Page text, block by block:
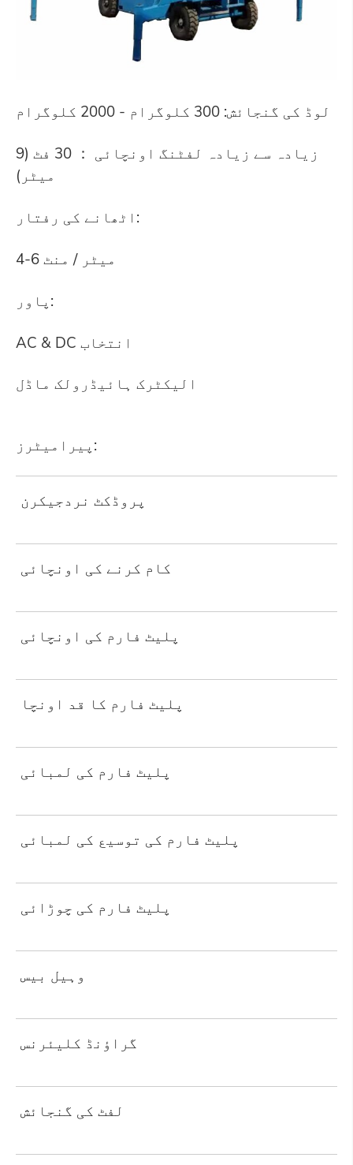
لوڈ کی گنجائش: 300 کلوگرام - 2000 کلوگرام
زیادہ سے زیادہ لفٹنگ اونچائی ： 30 فٹ (9
میٹر)
اٹھانے کی رفتار:
4-6 میٹر / منٹ
پاور:
AC & DC انتخاب
الیکٹرک ہائیڈرولک ماڈل
پیرامیٹرز:
پروڈکٹ نردجیکرن
کام کرنے کی اونچائی
پلیٹ فارم کی اونچائی
پلیٹ فارم کا قد اونچا
پلیٹ فارم کی لمبائی
پلیٹ فارم کی توسیع کی لمبائی
پلیٹ فارم کی چوڑائی
وہیل بیس
گراؤنڈ کلیئرنس
لفٹ کی گنجائش